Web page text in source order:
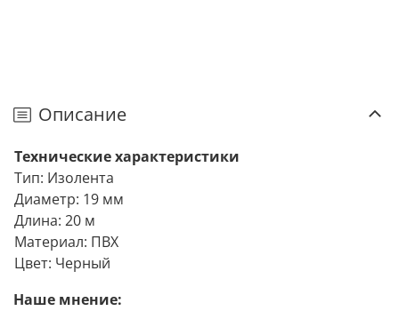
Описание
Технические характеристики
Тип: Изолента
Диаметр: 19 мм
Длина: 20 м
Материал: ПВХ
Цвет: Черный
Наше мнение: